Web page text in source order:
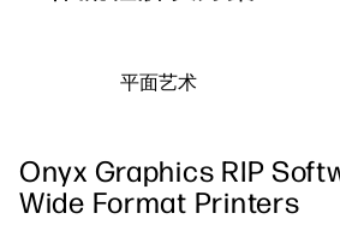
联系惠普Latex专家
linkedInfacebook
惠普DesignJet技术绘图仪
惠普PageWide XL打印机
解决方案与服务
惠普PrintOS生产中心
博客
平面艺术
Onyx Graphics RIP
Wide Format Printers